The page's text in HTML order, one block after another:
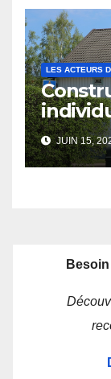
LES ACTEURS
les
d’un
JUIN 15,